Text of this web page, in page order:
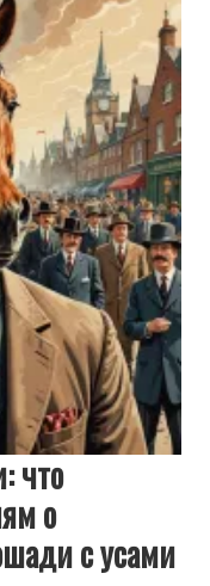
что
о
с усами